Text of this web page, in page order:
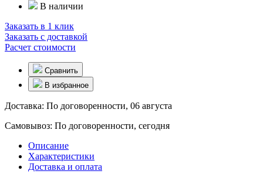
В наличии
Заказать в 1 клик
Заказать с доставкой
Расчет стоимости
Сравнить
В избранное
Доставка: По договоренности, 06 августа
Самовывоз: По договоренности, сегодня
Описание
Характеристики
Доставка и оплата